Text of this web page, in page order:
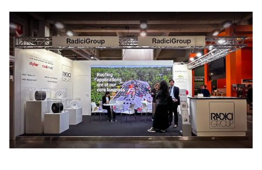
Contatti
Documenti
Italiano
English
Italiano